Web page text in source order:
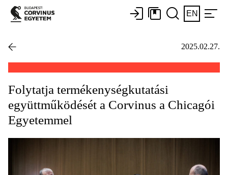
EN
2025.02.27.
Folytatja termékenységkutatási
együttműködését a Corvinus a Chicagói
Egyetemmel